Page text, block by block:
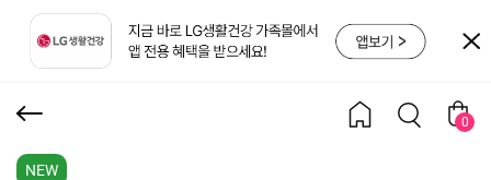
0
스페셜 세트
NEW